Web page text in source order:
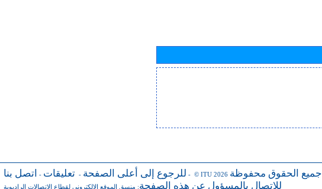
للرجوع إلى أعلى الصفحة - تعليقات - اتصل بنا - © ITU 2026 جميع الحقوق محفوظة
للاتصال بالمسؤول عن هذه الصفحة: منسق الموقع الإلكتروني لقطاع الاتصالات الراديوية